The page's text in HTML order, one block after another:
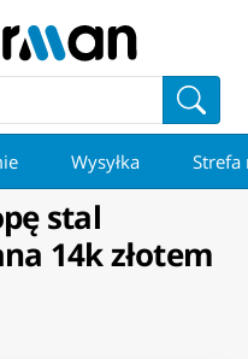
Wysyłka Strefa
stal
14k złotem